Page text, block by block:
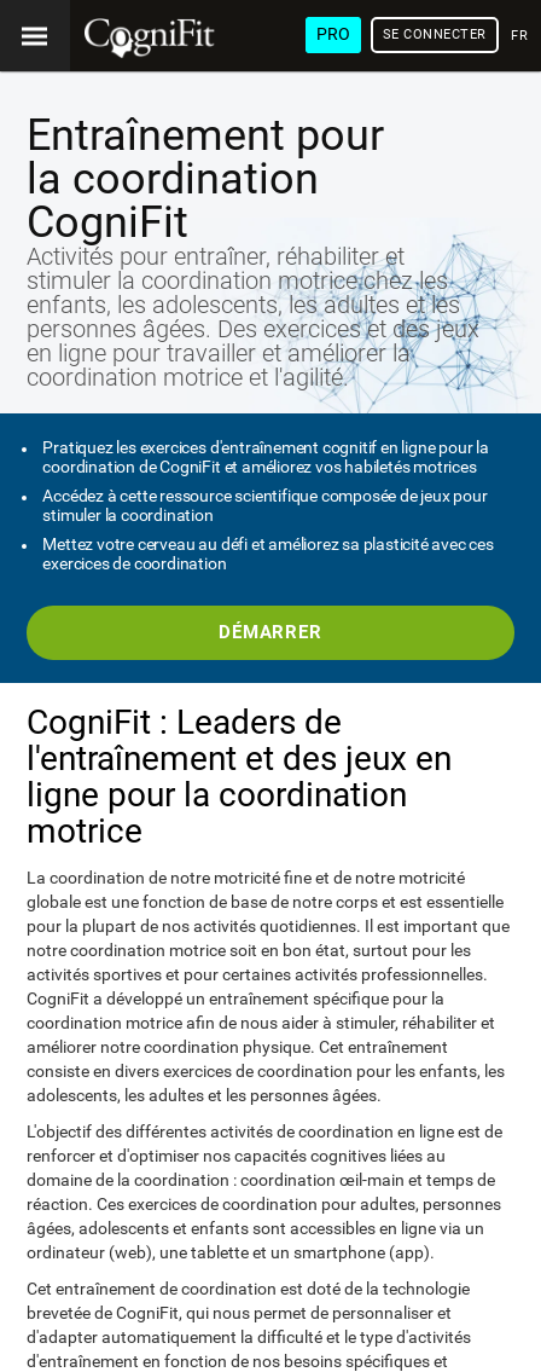
PRO SE CONNECTER
Entraînement pour
la coordination
CogniFit
Activités pour entraîner, réhabiliter et
stimuler la coordination motrice chez les
enfants, les adolescents, les adultes et les
personnes âgées. Des exercices et des jeux
en ligne pour travailler et améliorer la
coordination motrice et l'agilité.
Pratiquez les exercices d'entraînement cognitif en ligne pour la
coordination de CogniFit et améliorez vos habiletés motrices
Accédez à cette ressource scientifique composée de jeux pour
stimuler la coordination
Mettez votre cerveau au défi et améliorez sa plasticité avec ces
exercices de coordination
DÉMARRER
CogniFit : Leaders de
l'entraînement et des jeux en
ligne pour la coordination
motrice
La coordination de notre motricité fine et de notre motricité
globale est une fonction de base de notre corps et est essentielle
pour la plupart de nos activités quotidiennes. Il est important que
notre coordination motrice soit en bon état, surtout pour les
activités sportives et pour certaines activités professionnelles.
CogniFit a développé un entraînement spécifique pour la
coordination motrice afin de nous aider à stimuler, réhabiliter et
améliorer notre coordination physique. Cet entraînement
consiste en divers exercices de coordination pour les enfants, les
adolescents, les adultes et les personnes âgées.
L'objectif des différentes activités de coordination en ligne est de
renforcer et d'optimiser nos capacités cognitives liées au
domaine de la coordination : coordination œil-main et temps de
réaction. Ces exercices de coordination pour adultes, personnes
âgées, adolescents et enfants sont accessibles en ligne via un
ordinateur (web), une tablette et un smartphone (app).
Cet entraînement de coordination est doté de la technologie
brevetée de CogniFit, qui nous permet de personnaliser et
d'adapter automatiquement la difficulté et le type d'activités
d'entraînement en fonction de nos besoins spécifiques et